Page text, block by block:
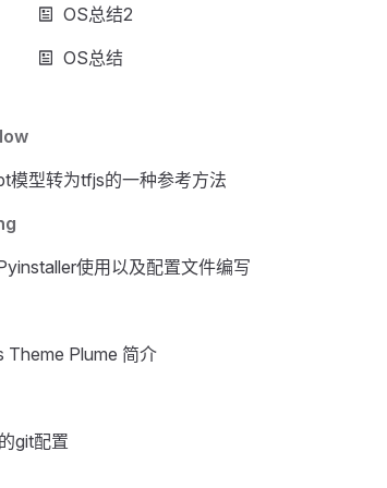
OS总结2
OS总结
模型转为tfjs的一种参考方法
使用以及配置文件编写
Theme Plume 简介
git配置